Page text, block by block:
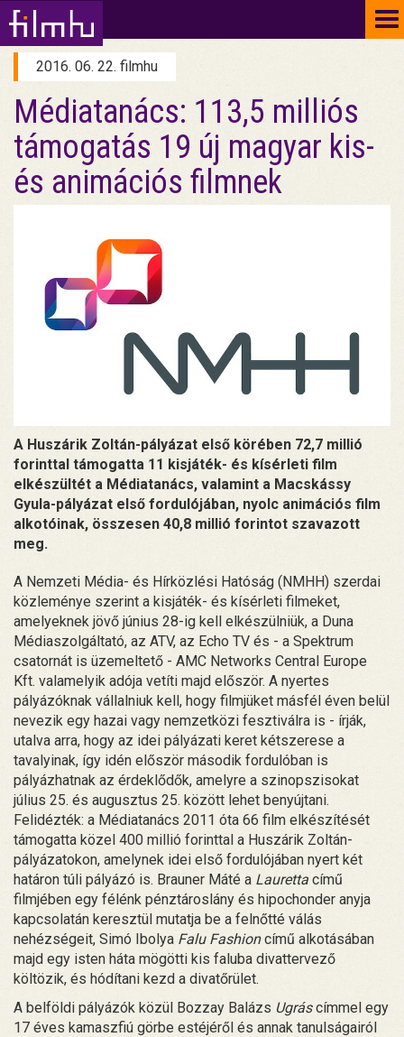
2016. 06. 22. filmhu
Médiatanács: 113,5 milliós
támogatás 19 új magyar kis-
és animációs filmnek
A Huszárik Zoltán-pályázat első körében 72,7 millió
forinttal támogatta 11 kisjáték- és kísérleti film
elkészültét a Médiatanács, valamint a Macskássy
Gyula-pályázat első fordulójában, nyolc animációs film
alkotóinak, összesen 40,8 millió forintot szavazott
meg.
A Nemzeti Média- és Hírközlési Hatóság (NMHH) szerdai
közleménye szerint a kisjáték- és kísérleti filmeket,
amelyeknek jövő június 28-ig kell elkészülniük, a Duna
Médiaszolgáltató, az ATV, az Echo TV és - a Spektrum
csatornát is üzemeltető - AMC Networks Central Europe
Kft. valamelyik adója vetíti majd először. A nyertes
pályázóknak vállalniuk kell, hogy filmjüket másfél éven belül
nevezik egy hazai vagy nemzetközi fesztiválra is - írják,
utalva arra, hogy az idei pályázati keret kétszerese a
tavalyinak, így idén először második fordulóban is
pályázhatnak az érdeklődők, amelyre a szinopszisokat
július 25. és augusztus 25. között lehet benyújtani.
Felidézték: a Médiatanács 2011 óta 66 film elkészítését
támogatta közel 400 millió forinttal a Huszárik Zoltán-
pályázatokon, amelynek idei első fordulójában nyert két
határon túli pályázó is. Brauner Máté a Lauretta című
filmjében egy félénk pénztároslány és hipochonder anyja
kapcsolatán keresztül mutatja be a felnőtté válás
nehézségeit, Simó Ibolya Falu Fashioncímű alkotásában
majd egy isten háta mögötti kis faluba divattervező
költözik, és hódítani kezd a divatőrület.
A belföldi pályázók közül Bozzay Balázs Ugráscímmel egy
17 éves kamaszfiú görbe estéjéről és annak tanulságairól